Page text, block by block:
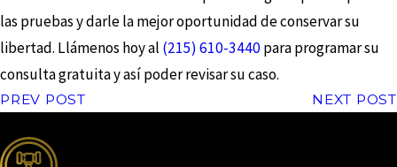
las pruebas y darle la mejor oportunidad de conservar su
libertad. Llámenos hoy al (215) 610-3440para programar su
consulta gratuita y así poder revisar su caso.
PREV POST
NEXT POST